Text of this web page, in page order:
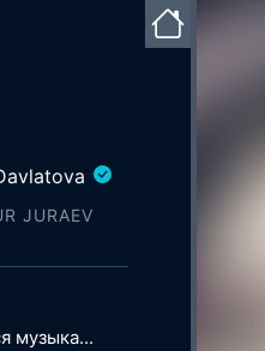
JURAEV
музыка...